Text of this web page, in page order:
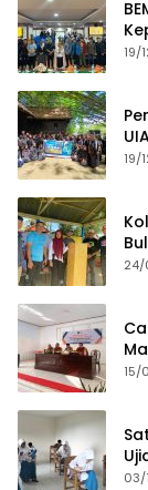
19/
19/
24/
15/
03/